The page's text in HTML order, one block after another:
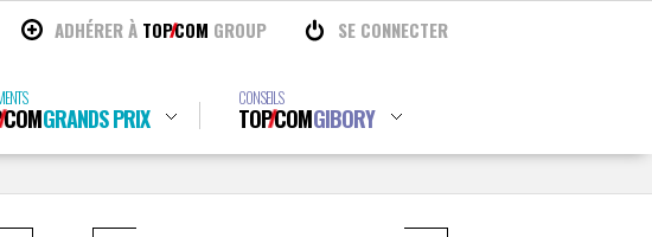
ADHÉRER À TOPCOM GROUP SE CONNECTER
COMGRANDS PRIX
CONSEILS
TOPCOMGIBORY